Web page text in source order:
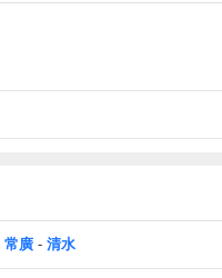
常廣 - 清水